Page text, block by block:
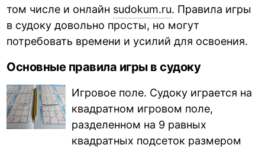
том числе и онлайн sudokum.ru. Правила игры
в судоку довольно просты, но могут
потребовать времени и усилий для освоения.
Основные правила игры в судоку
Игровое поле. Судоку играется на
квадратном игровом поле,
разделенном на 9 равных
квадратных подсеток размером